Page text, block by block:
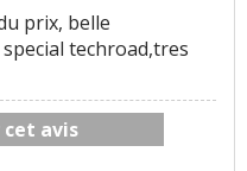
prix, belle
techroad,tres
avis